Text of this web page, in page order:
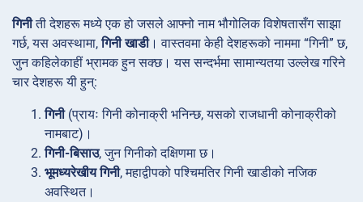
गिनीती देशहरू मध्ये एक हो जसले आफ्नो नाम भौगोलिक विशेषतासँग साझा
गर्छ, यस अवस्थामा,गिनी खाडी। वास्तवमा केही देशहरूको नाममा “गिनी” छ,
जुन कहिलेकाहीं भ्रामक हुन सक्छ। यस सन्दर्भमा सामान्यतया उल्लेख गरिने
चार देशहरू यी हुन्:
गिनी(प्रायः गिनी कोनाक्री भनिन्छ, यसको राजधानी कोनाक्रीको
नामबाट)।
गिनी-बिसाउ, जुन गिनीको दक्षिणमा छ।
भूमध्यरेखीय गिनी, महाद्वीपको पश्चिमतिर गिनी खाडीको नजिक
अवस्थित।